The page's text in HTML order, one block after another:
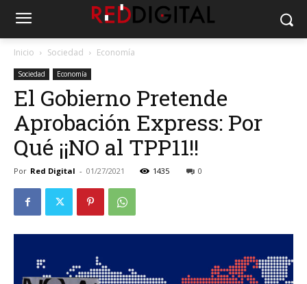
Inicio Sociedad Economía
Sociedad Economía
El Gobierno Pretende
Aprobación Express: Por
Qué ¡¡NO al TPP11!!
Por Red Digital - 01/27/2021 1435 0